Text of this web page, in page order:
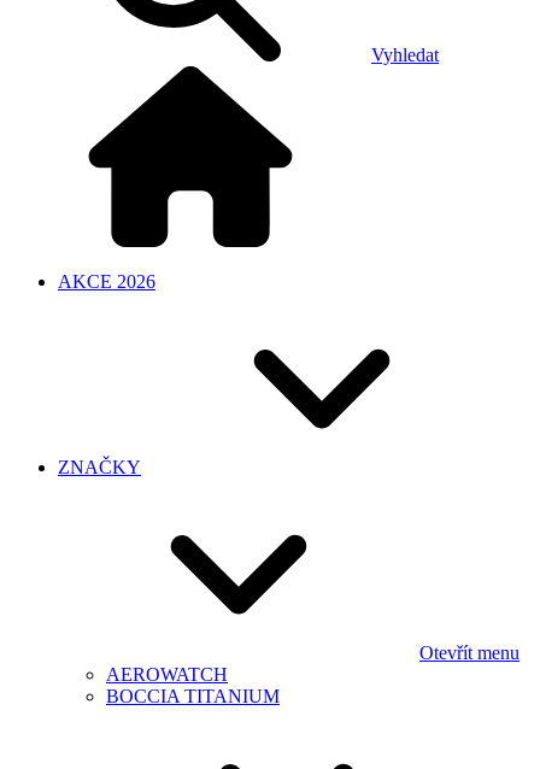
Vyhledat
AKCE 2026
ZNAČKY
Otevřít menu
AEROWATCH
BOCCIA TITANIUM